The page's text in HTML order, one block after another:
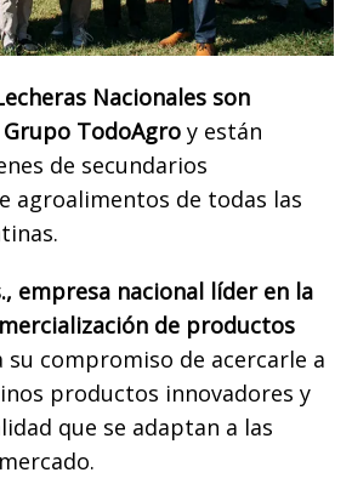
Nacionales son
TodoAgro y están
de secundarios
agroalimentos de todas las
empresa nacional líder en la
de productos
su compromiso de acercarle a
productos innovadores y
que se adaptan a las